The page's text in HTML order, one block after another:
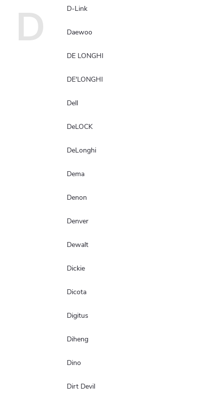
D D-Link
Daewoo
DE LONGHI
DE'LONGHI
Dell
DeLOCK
DeLonghi
Dema
Denon
Denver
Dewalt
Dickie
Dicota
Digitus
Diheng
Dino
Dirt Devil